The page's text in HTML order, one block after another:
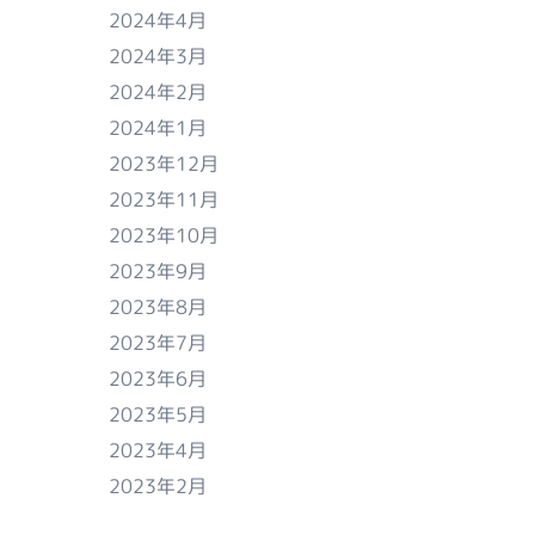
2024年4月
2024年3月
2024年2月
2024年1月
2023年12月
2023年11月
2023年10月
2023年9月
2023年8月
2023年7月
2023年6月
2023年5月
2023年4月
2023年2月